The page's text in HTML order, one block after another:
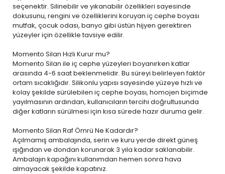
seçenektir. Silinebilir ve yıkanabilir özellikleri sayesinde
dokusunu, rengini ve özelliklerini koruyan iç cephe boyası
mutfak, çocuk odası, banyo gibi üstün hijyen gerektiren
yüzeyler için özellikle tavsiye edilir.
Momento Silan Hızlı Kurur mu?
Momento Silan ile iç cephe yüzeyleri boyanırken katlar
arasında 4-6 saat beklenmelidir. Bu süreyi belirleyen faktör
ortam sıcaklığıdır. Silikonlu yapısı sayesinde yüzeye hızlı ve
kolay şekilde sürülebilen iç cephe boyası, homojen biçimde
yayılmasının ardından, kullanıcıların tercihi doğrultusunda
diğer katların sürülmesi için kısa sürede hazır duruma gelir.
Momento Silan Raf Ömrü Ne Kadardır?
Açılmamış ambalajında, serin ve kuru yerde direkt güneş
ışığından ve dondan korunarak 3 yıla kadar saklanabilir.
Ambalajın kapağını kullanımdan hemen sonra hava
almayacak şekilde kapatınız.